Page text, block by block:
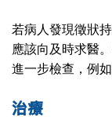
若病人發現徵狀
應該向及時求醫
進一步檢查，例
治療